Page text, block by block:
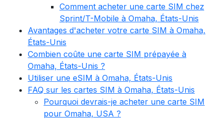
Comment acheter une carte SIM chez
Sprint/T-Mobile à Omaha, États-Unis
Avantages d'acheter votre carte SIM à Omaha,
États-Unis
Combien coûte une carte SIM prépayée à
Omaha, États-Unis ?
Utiliser une eSIM à Omaha, États-Unis
FAQ sur les cartes SIM à Omaha, États-Unis
Pourquoi devrais-je acheter une carte SIM
pour Omaha, USA ?